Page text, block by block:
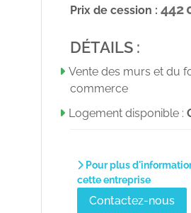
Prix de cession :442
DÉTAILS :
Vente des murs et du
commerce
Logement disponible :
Pour plus
cette entreprise
Contactez-nous